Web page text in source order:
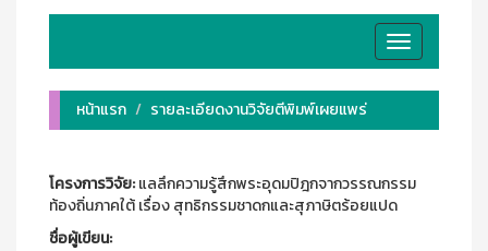
Toggle
navigation
หน้าแรก
รายละเอียดงานวิจัยตีพิมพ์เผยแพร่
โครงการวิจัย:แลลึกความรู้สึกพระอุดมปิฎกจากวรรณกรรม
ท้องถิ่นภาคใต้ เรื่อง สุทธิกรรมชาดกและสุภาษิตร้อยแปด
ชื่อผู้เขียน: